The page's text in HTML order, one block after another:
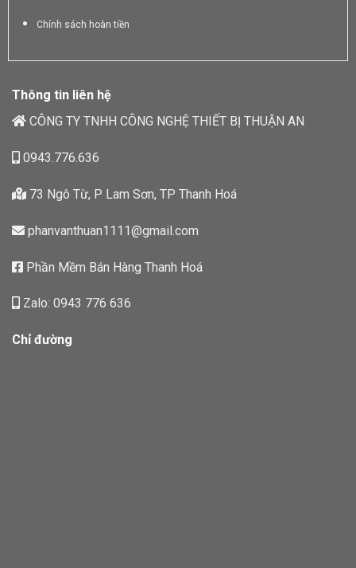
Chính sách hoàn tiền
Thông tin liên hệ
CÔNG TY TNHH CÔNG NGHỆ THIẾT BỊ THUẬN AN
0943.776.636
73 Ngô Từ, P Lam Sơn, TP Thanh Hoá
phanvanthuan1111@gmail.com
Phần Mềm Bán Hàng Thanh Hoá
Zalo: 0943 776 636
Chỉ đường